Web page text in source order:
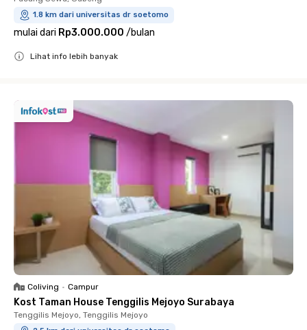
1.8 km dari universitas dr soetomo
mulai dari Rp3.000.000 /bulan
Lihat info lebih banyak
Coliving • Campur
Kost Taman House Tenggilis Mejoyo Surabaya
Tenggilis Mejoyo, Tenggilis Mejoyo